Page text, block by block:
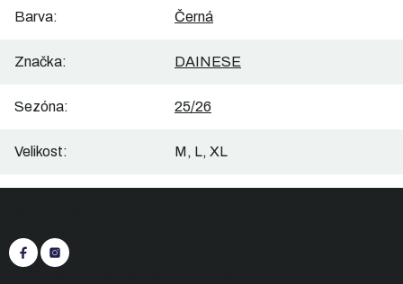
Barva: Černá
Značka: DAINESE
Sezóna: 25/26
Velikost: M, L, XL
a